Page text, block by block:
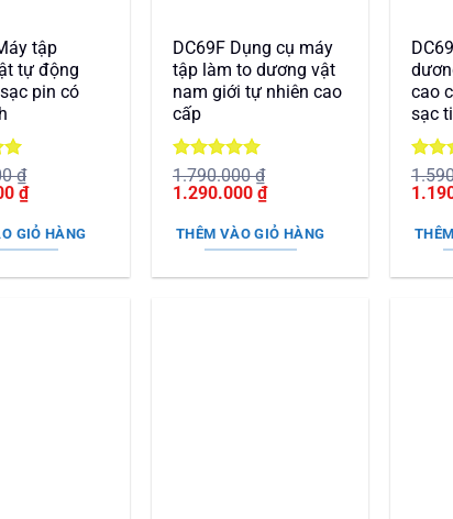
tập
tự động
pin có
₫
₫.
₫Giá
tại
là:
GIỎ HÀNG
DC69F Dụng cụ máy
tập làm to dương vật
nam giới tự nhiên cao
cấp
Được xếp
hạng55
1.790.000₫
Giá
là:
1.790.000 ₫.
1.290.000₫Giá
tại
là:
THÊM VÀO GIỎ HÀNG
cao
sạc
hạng
Giá
là: